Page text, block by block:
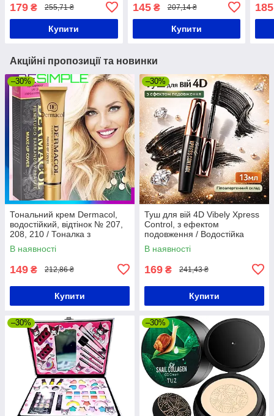
крем / Тон для лиця
179 ₴ 255,71 ₴
Купити
145₴ 207,14 ₴
Купити
для
185
Акційні пропозиції та новинки
–30%
Тональний крем Dermacol,
водостійкий, відтінок № 207,
208, 210 / Тоналка з
матуючим ефектом
В наявності
149 ₴ 212,86 ₴
Купити
–30%
Туш для вій 4D Vibely Xpress
Control, з ефектом
подовження / Водостійка
гіпоалергенна туш для об'єму
В наявності
169 ₴ 241,43 ₴
Купити
–30% –30%